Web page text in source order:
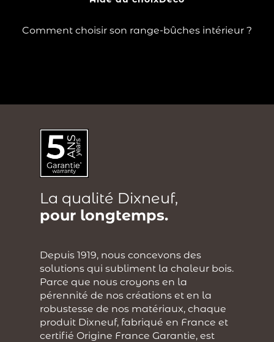
Comment choisir son range-bûches intérieur ?
La qualité Dixneuf,
pour longtemps.
Depuis 1919, nous concevons des
solutions qui subliment la chaleur bois.
Parce que nous croyons en la
pérennité de nos créations et en la
robustesse de nos matériaux, chaque
produit Dixneuf, fabriqué en France et
certifié Origine France Garantie, est